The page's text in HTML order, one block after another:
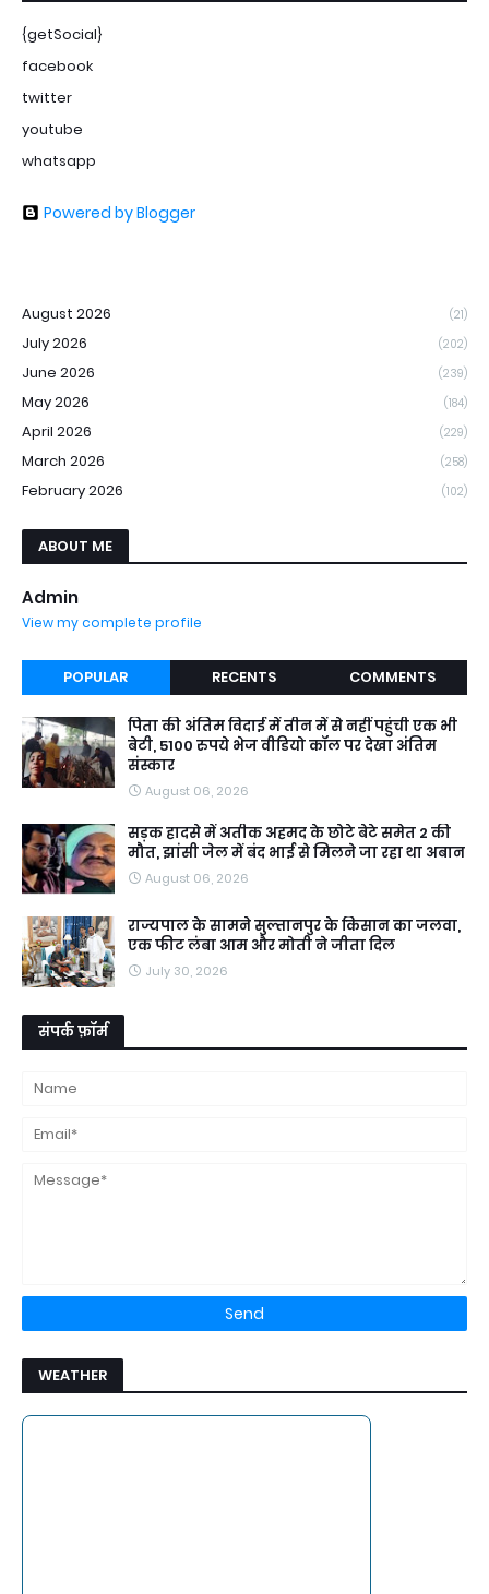
{getSocial}
facebook
twitter
youtube
whatsapp
Powered by Blogger
August 2026 (21)
July 2026 (202)
June 2026 (239)
May 2026 (184)
April 2026 (229)
March 2026 (258)
February 2026 (102)
ABOUT ME
Admin
View my complete profile
POPULAR RECENTS COMMENTS
पिता की अंतिम विदाई में तीन में से नहीं पहुंची एक भी
बेटी, 5100 रुपये भेज वीडियो कॉल पर देखा अंतिम
संस्कार
August 06, 2026
सड़क हादसे में अतीक अहमद के छोटे बेटे समेत 2 की
मौत, झांसी जेल में बंद भाई से मिलने जा रहा था अबान
August 06, 2026
राज्यपाल के सामने सुल्तानपुर के किसान का जलवा,
एक फीट लंबा आम और मोती ने जीता दिल
July 30, 2026
संपर्क फ़ॉर्म
WEATHER